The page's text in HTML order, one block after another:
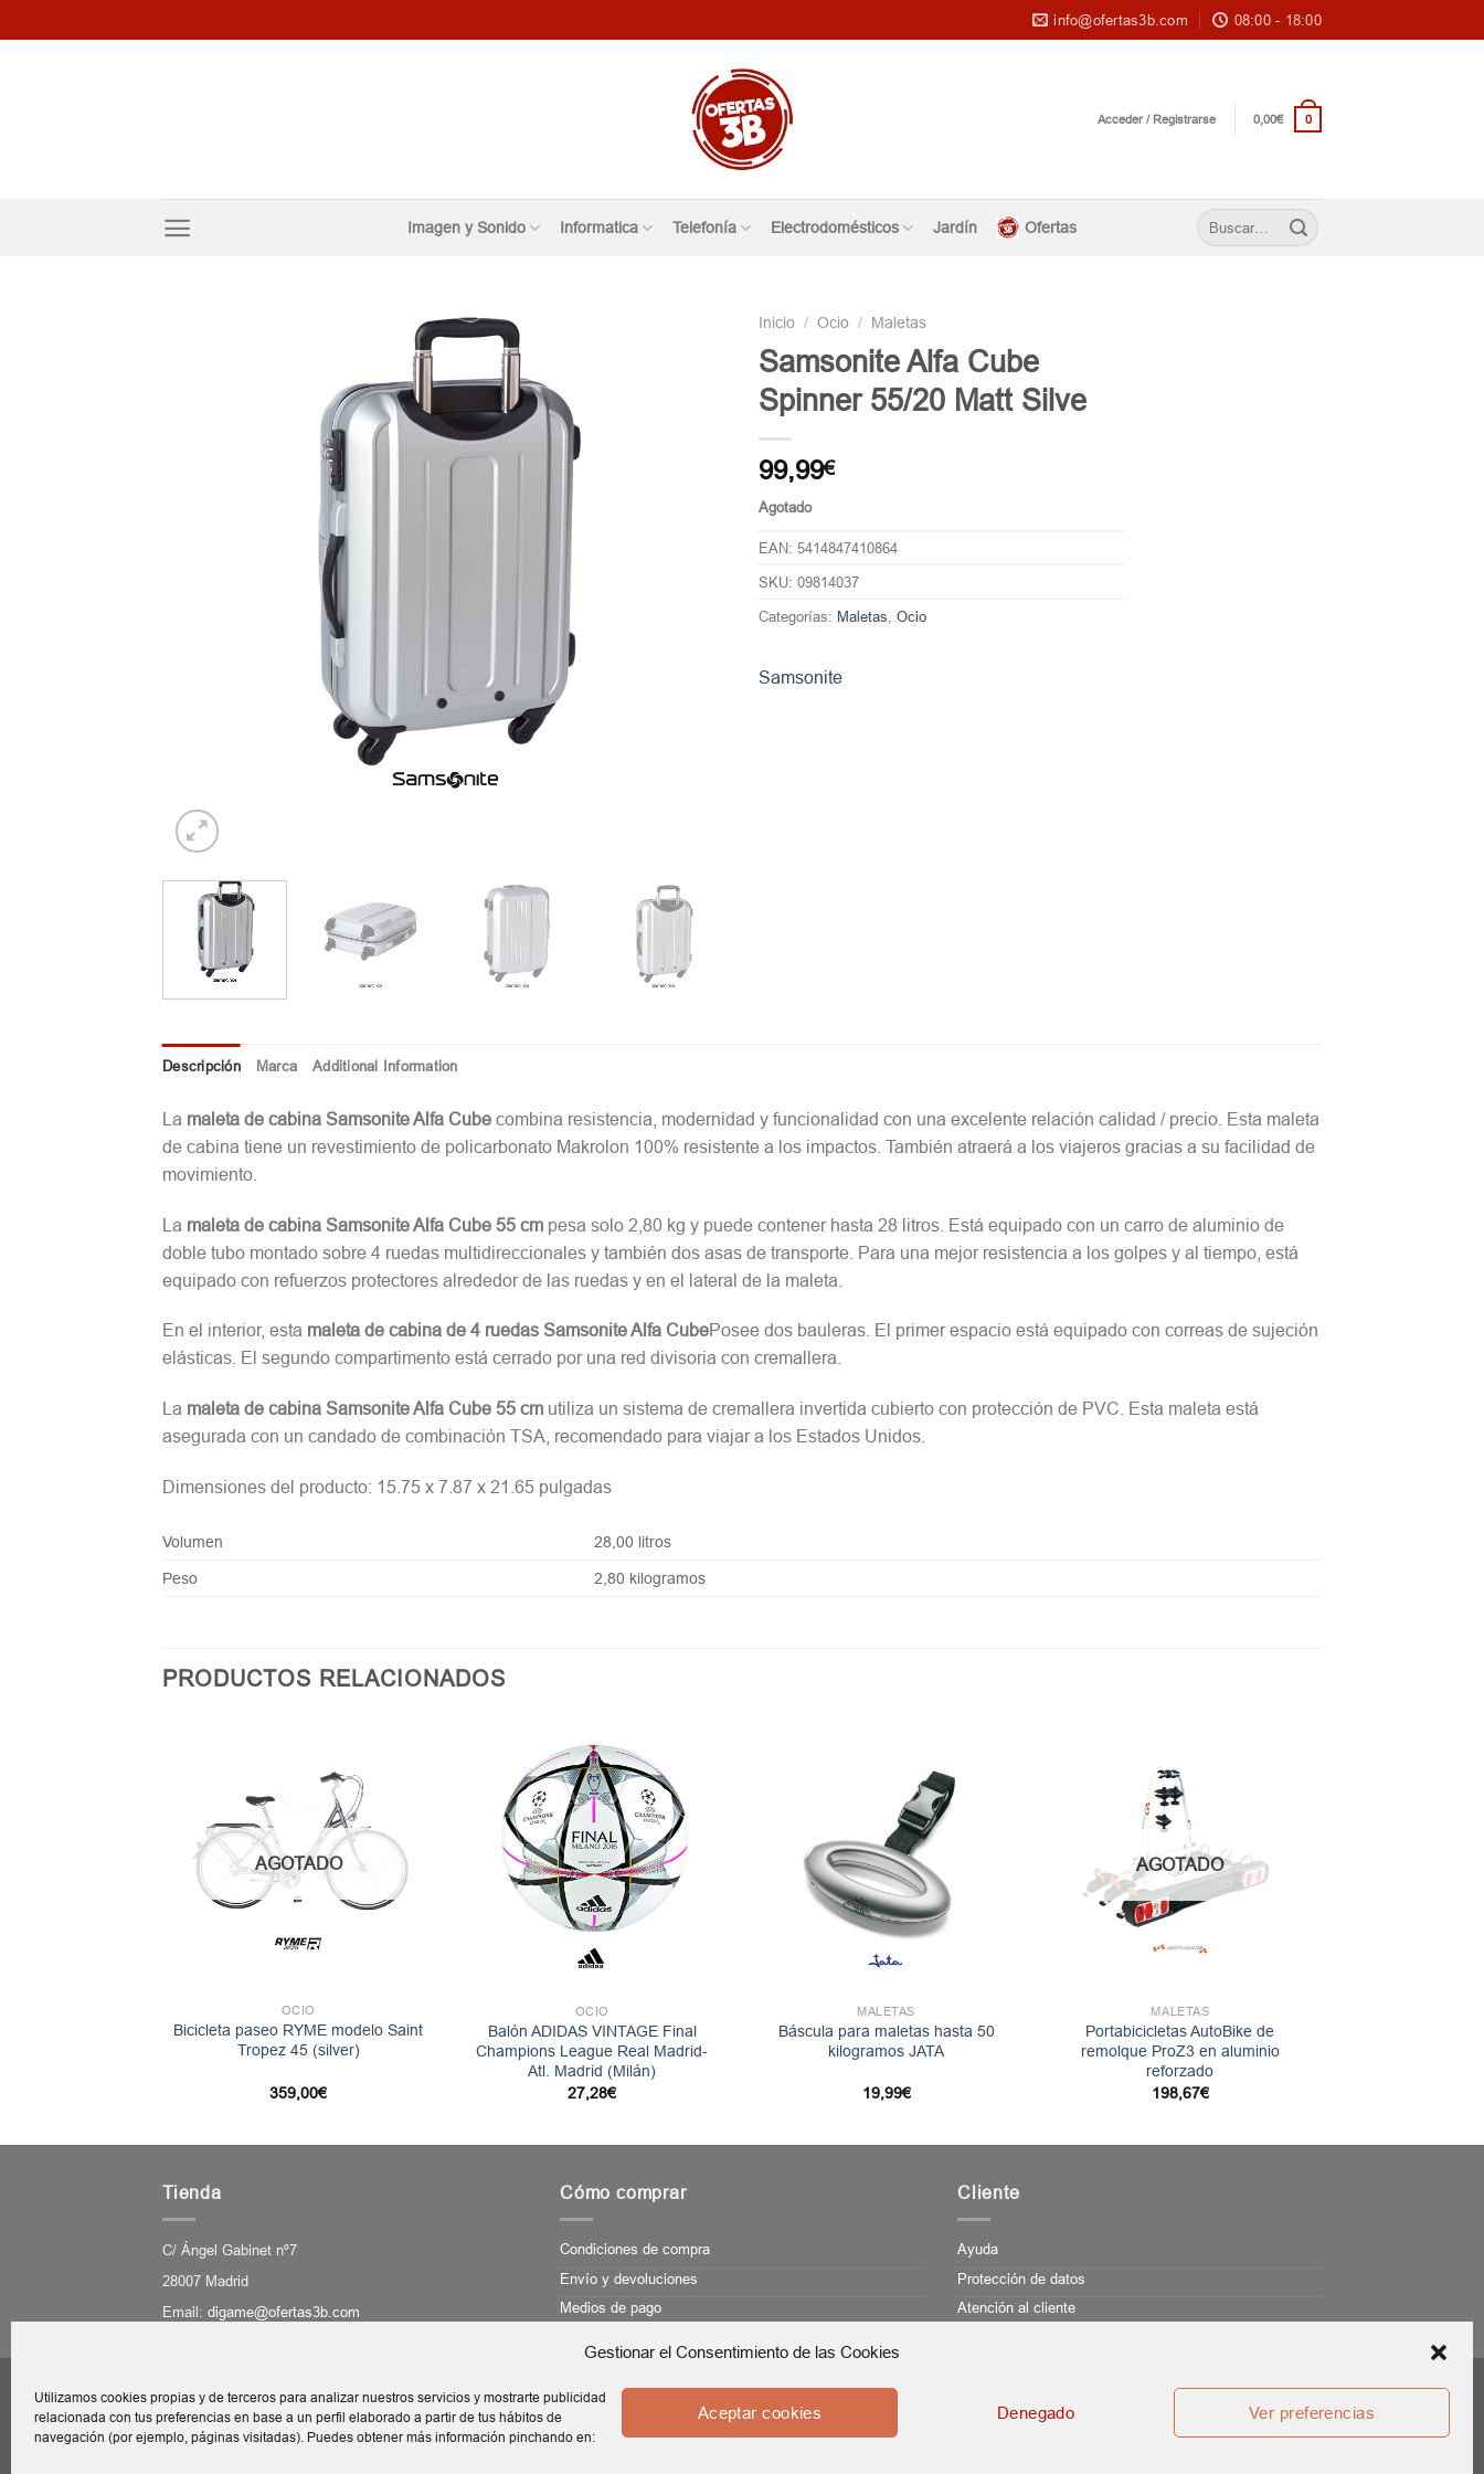
Gestionar el Consentimiento de las Cookies
Utilizamos cookies propias y de terceros para analizar nuestros servicios y mostrarte publicidad
relacionada con tus preferencias en base a un perfil elaborado a partir de tus hábitos de
navegación (por ejemplo, páginas visitadas). Puedes obtener más información pinchando en:
Aceptar cookies Denegado Ver preferencias
to
info@ofertas3b.com 08:00 - 18:00
Acceder / Registrarse 0,00€ 0
Imagen y Sonido Informatica Telefonía Electrodomésticos Jardín Ofertas
Buscar
por:
Inicio / Ocio / Maletas
Samsonite Alfa Cube
Spinner 55/20 Matt Silve
99,99€
Agotado
EAN: 5414847410864
SKU: 09814037
Categorías: Maletas Ocio
Samsonite
Descripción Marca Additional Information
La maleta de cabina Samsonite Alfa Cube combina resistencia, modernidad y funcionalidad con una excelente relación calidad / precio. Esta maleta
de cabina tiene un revestimiento de policarbonato Makrolon 100% resistente a los impactos. También atraerá a los viajeros gracias a su facilidad de
movimiento.
La maleta de cabina Samsonite Alfa Cube 55 cm pesa solo 2,80 kg y puede contener hasta 28 litros. Está equipado con un carro de aluminio de
doble tubo montado sobre 4 ruedas multidireccionales y también dos asas de transporte. Para una mejor resistencia a los golpes y al tiempo, está
equipado con refuerzos protectores alrededor de las ruedas y en el lateral de la maleta.
En el interior, esta maleta de cabina de 4 ruedas Samsonite Alfa CubePosee dos bauleras. El primer espacio está equipado con correas de sujeción
elásticas. El segundo compartimento está cerrado por una red divisoria con cremallera.
La maleta de cabina Samsonite Alfa Cube 55 cm utiliza un sistema de cremallera invertida cubierto con protección de PVC. Esta maleta está
asegurada con un candado de combinación TSA, recomendado para viajar a los Estados Unidos.
Dimensiones del producto: 15.75 x 7.87 x 21.65 pulgadas
Volumen 28,00 litros
Peso 2,80 kilogramos
PRODUCTOS RELACIONADOS
AGOTADO
OCIO
Bicicleta paseo RYME modelo Saint
Tropez 45 (silver)
359,00€
OCIO
Balón ADIDAS VINTAGE Final
Champions League Real Madrid-
Atl. Madrid (Milán)
27,28€
MALETAS
Báscula para maletas hasta 50
kilogramos JATA
19,99€
AGOTADO
MALETAS
Portabicicletas AutoBike de
remolque ProZ3 en aluminio
reforzado
198,67€
Tienda
C/ Ángel Gabinet nº7
28007 Madrid
Email: digame@ofertas3b.com
Cómo comprar
Condiciones de compra
Envío y devoluciones
Medios de pago
Cliente
Ayuda
Protección de datos
Atención al cliente
Política de privacidad Aviso legal